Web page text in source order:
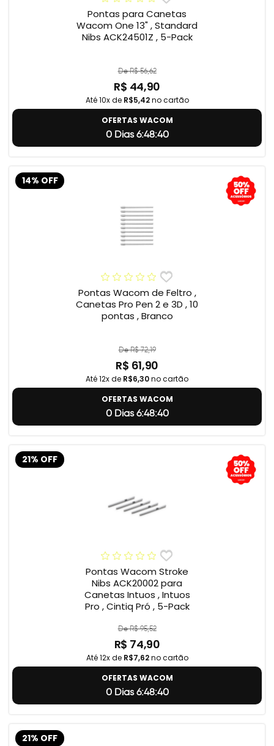
Pontas para Canetas
Wacom One 13" , Standard
Nibs ACK24501Z , 5-Pack
De R$ 56,62
R$ 44,90
Até 10x de R$5,42no cartão
OFERTAS WACOM
0 Dias 6:48:39
14% OFF
Pontas Wacom de Feltro ,
Canetas Pro Pen 2 e 3D , 10
pontas , Branco
De R$ 72,19
R$ 61,90
Até 12x de R$6,30no cartão
OFERTAS WACOM
0 Dias 6:48:39
21% OFF
Pontas Wacom Stroke
Nibs ACK20002 para
Canetas Intuos , Intuos
Pro , Cintiq Pró , 5-Pack
De R$ 95,52
R$ 74,90
Até 12x de R$7,62no cartão
OFERTAS WACOM
0 Dias 6:48:39
21% OFF